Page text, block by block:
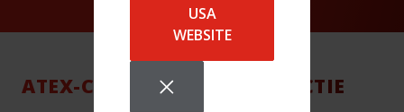
USA
WEBSITE
ATEX-CONFORME CONSTRUCTIE